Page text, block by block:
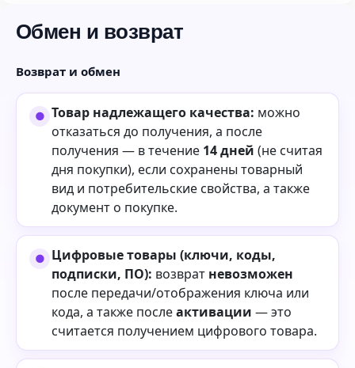
Обмен и возврат
Возврат и обмен
Товар надлежащего качества: можно
отказаться до получения, а после
получения — в течение 14 дней (не считая
дня покупки), если сохранены товарный
вид и потребительские свойства, а также
документ о покупке.
Цифровые товары (ключи, коды,
подписки, ПО): возврат невозможен
после передачи/отображения ключа или
кода, а также послеактивации — это
считается получением цифрового товара.